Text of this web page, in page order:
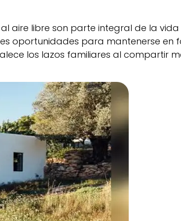
aire libre son parte integral de la vida
oportunidades para mantenerse en
los lazos familiares al compartir